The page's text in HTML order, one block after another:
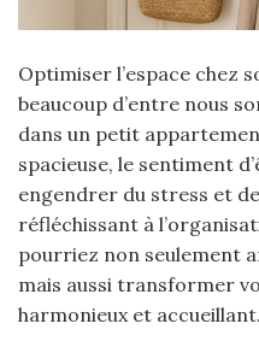
Optimiser l’espace chez
beaucoup d’entre nous
dans un petit
spacieuse, le sentiment
engendrer du stress et
réfléchissant à
pourriez non seulement
mais aussi transformer
harmonieux et accueillant.